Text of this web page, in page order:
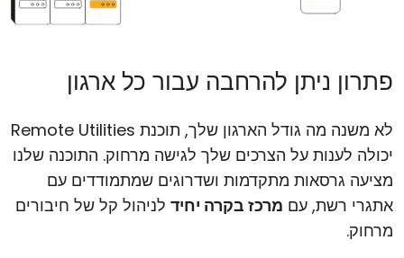
פתרון ניתן להרחבה עבור כל ארגון
לא משנה מה גודל הארגון שלך, תוכנת Remote Utilities
יכולה לענות על הצרכים שלך לגישה מרחוק. התוכנה שלנו
מציעה גרסאות מתקדמות ושדרוגים שמתמודדים עם
אתגרי רשת, עם מרכז בקרה יחיד לניהול קל של חיבורים
מרחוק.